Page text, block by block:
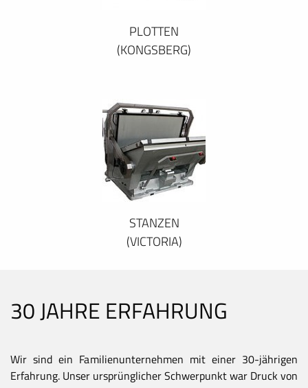
PLOTTEN
(KONGSBERG)
STANZEN
(VICTORIA)
30 JAHRE ERFAHRUNG
Wir sind ein Familienunternehmen mit einer 30-jährigen
Erfahrung. Unser ursprünglicher Schwerpunkt war Druck von